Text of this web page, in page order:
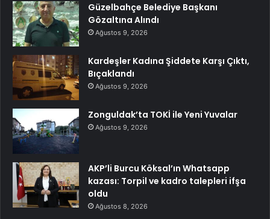
Güzelbahçe Belediye Başkanı
Gözaltına Alındı
Ağustos 9, 2026
Kardeşler Kadına Şiddete Karşı Çıktı,
Bıçaklandı
Ağustos 9, 2026
Zonguldak’ta TOKİ ile Yeni Yuvalar
Ağustos 9, 2026
AKP’li Burcu Köksal’ın Whatsapp
kazası: Torpil ve kadro talepleri ifşa
oldu
Ağustos 8, 2026